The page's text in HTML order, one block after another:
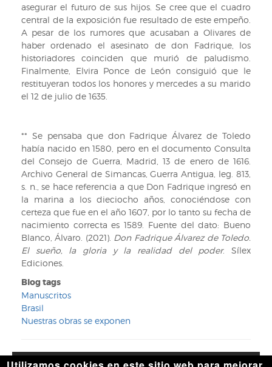
asegurar el futuro de sus hijos. Se cree que el cuadro
central de la exposición fue resultado de este empeño.
A pesar de los rumores que acusaban a Olivares de
haber ordenado el asesinato de don Fadrique, los
historiadores coinciden que murió de paludismo.
Finalmente, Elvira Ponce de León consiguió que le
restituyeran todos los honores y mercedes a su marido
el 12 de julio de 1635.
** Se pensaba que don Fadrique Álvarez de Toledo
había nacido en 1580, pero en el documento Consulta
del Consejo de Guerra, Madrid, 13 de enero de 1616.
Archivo General de Simancas, Guerra Antigua, leg. 813,
s. n., se hace referencia a que Don Fadrique ingresó en
la marina a los dieciocho años, conociéndose con
certeza que fue en el año 1607, por lo tanto su fecha de
nacimiento correcta es 1589. Fuente del dato: Bueno
Blanco, Álvaro. (2021). Don Fadrique Álvarez de Toledo.
El sueño, la gloria y la realidad del poder. Sílex
Ediciones.
Blog tags
Manuscritos
Brasil
Nuestras obras se exponen